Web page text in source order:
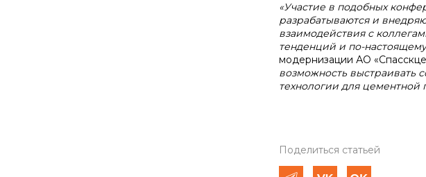
«Участие в подобных
разрабатываются и
взаимодействия с
тенденций и по-
модернизации АО
возможность
технологии для
Поделиться статьей